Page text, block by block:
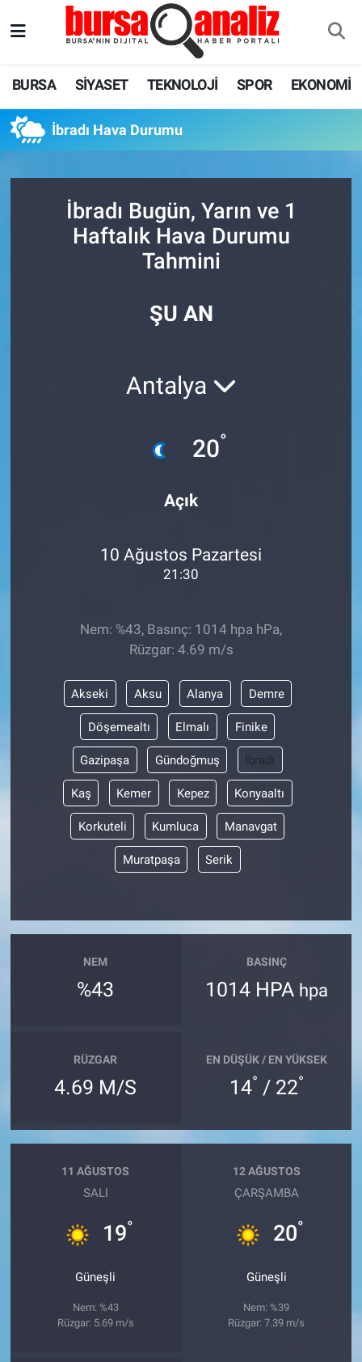
BURSA SİYASET TEKNOLOJİ SPOR EKONOMİ
İbradı Hava Durumu
İbradı Bugün, Yarın ve 1
Haftalık Hava Durumu
Tahmini
ŞU AN
Antalya
20°
Açık
10 Ağustos Pazartesi
21:30
Nem: %43, Basınç: 1014 hpa hPa,
Rüzgar: 4.69 m/s
Akseki Aksu Alanya Demre
Döşemealtı Elmalı Finike
Gazipaşa Gündoğmuş İbradı
Kaş Kemer Kepez Konyaaltı
Korkuteli Kumluca Manavgat
Muratpaşa Serik
NEM
%43
BASINÇ
1014 HPA hpa
RÜZGAR
4.69 M/S
EN DÜŞÜK / EN YÜKSEK
14° / 22°
11 AĞUSTOS
SALI
19°
Güneşli
Nem: %43
Rüzgar: 5.69 m/s
12 AĞUSTOS
ÇARŞAMBA
20°
Güneşli
Nem: %39
Rüzgar: 7.39 m/s
EKONOMİ
Tüm Manşetler
Son Dakika Haberleri